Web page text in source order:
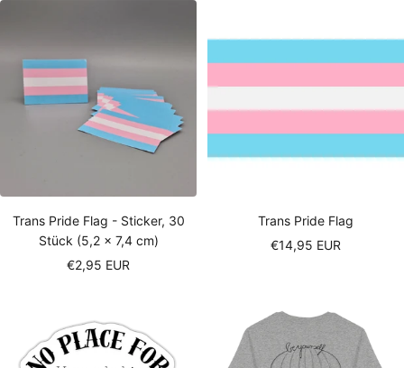
Trans Pride Flag - Sticker, 30
Stück (5,2 × 7,4 cm)
Angebotspreis
€2,95 EUR
Trans Pride Flag
Angebotspreis
€14,95 EUR